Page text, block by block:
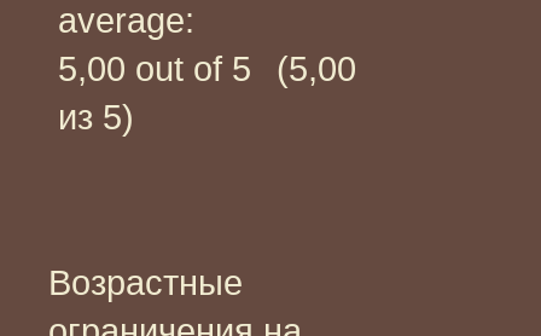
(5,00
из 5)
Возрастные